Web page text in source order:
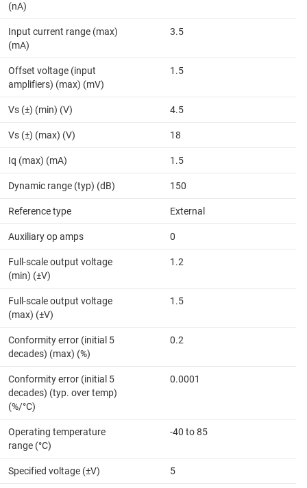
(nA)
Input current range (max)
(mA)
3.5
Offset voltage (input
amplifiers) (max) (mV)
1.5
Vs (±) (min) (V) 4.5
Vs (±) (max) (V) 18
Iq (max) (mA) 1.5
Dynamic range (typ) (dB) 150
Reference type External
Auxiliary op amps 0
Full-scale output voltage
(min) (±V)
1.2
Full-scale output voltage
(max) (±V)
1.5
Conformity error (initial 5
decades) (max) (%)
0.2
Conformity error (initial 5
decades) (typ. over temp)
(%/°C)
0.0001
Operating temperature
range (°C)
-40 to 85
Specified voltage (±V) 5